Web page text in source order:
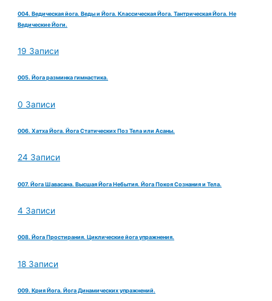
004. Ведическая йога. Веды и Йога. Классическая Йога. Тантрическая Йога. Не
Ведические Йоги.
19 Записи
005. Йога разминка гимнастика.
0 Записи
006. Хатха Йога. Йога Статических Поз Тела или Асаны.
24 Записи
007. Йога Шавасана. Высшая Йога Небытия. Йога Покоя Сознания и Тела.
4 Записи
008. Йога Простирания. Циклические йога упражнения.
18 Записи
009. Крия Йога. Йога Динамических упражнений.